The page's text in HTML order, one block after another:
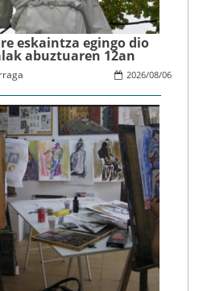
eskaintza egingo dio
abuztuaren 12an
2026/08/06